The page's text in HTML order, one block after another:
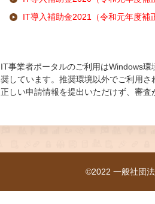
IT導入補助金2021（令和元年度補
IT事業者ポータルのご利用はWindows
奨しています。推奨環境以外でご利用
正しい申請情報を提出いただけず、審
©2022 一般社団